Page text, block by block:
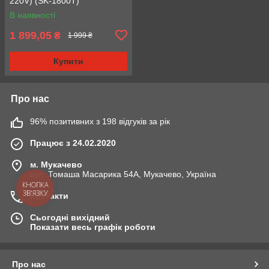
В наявності
1 899,05 ₴ 1 999 ₴
Купити
Про нас
96% позитивних з 198 відгуків за рік
Працює з 24.02.2020
м. Мукачево
вул. Томаша Масарика 54А, Мукачево, Україна
Контакти
Сьогодні вихідний
Показати весь графік роботи
Про нас
КНОПКА
ЗВ'ЯЗКУ